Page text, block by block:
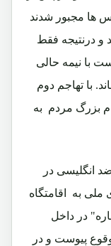
ها مجبور شدند
و درنتیجه فقط
با نیمه حالی
با تهاجم دوم
بزرگ مردم به
ضد انگلیسی در
ملی به اقامتگاه
در داخل
پیوست و در